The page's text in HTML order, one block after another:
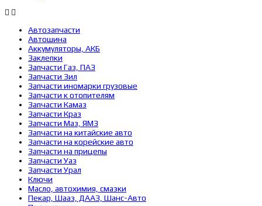
Автозапчасти
Автошина
Аккумуляторы, АКБ
Заклепки
Запчасти Газ, ПАЗ
Запчасти Зил
Запчасти иномарки грузовые
Запчасти к отопителям
Запчасти Камаз
Запчасти Краз
Запчасти Маз, ЯМЗ
Запчасти на китайские авто
Запчасти на корейские авто
Запчасти на прицепы
Запчасти Уаз
Запчасти Урал
Ключи
Масло, автохимия, смазки
Пекар, Шааз, ДААЗ, Шанс-Авто